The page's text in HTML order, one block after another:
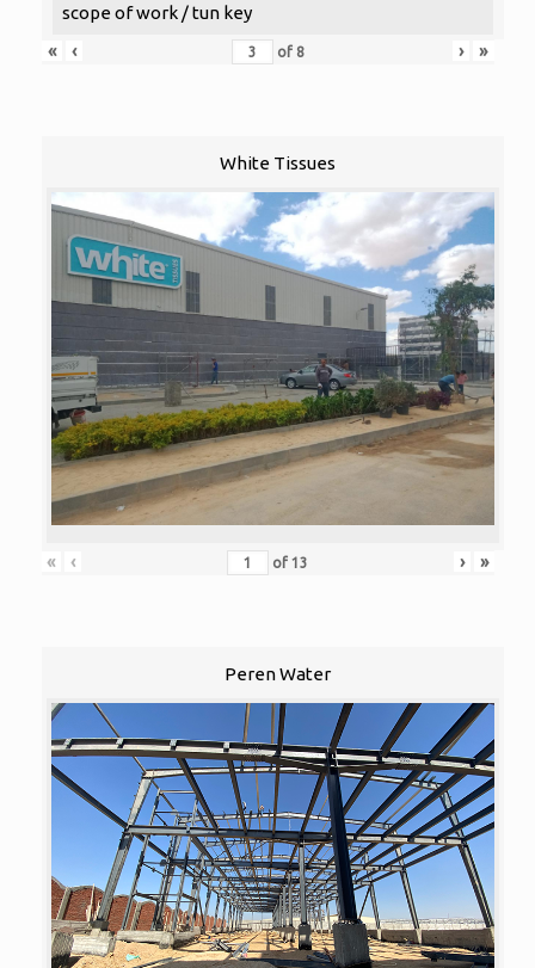
scope of work / tun key
«
‹ of 8 › »
White Tissues
« ‹ of 13 › »
Peren Water